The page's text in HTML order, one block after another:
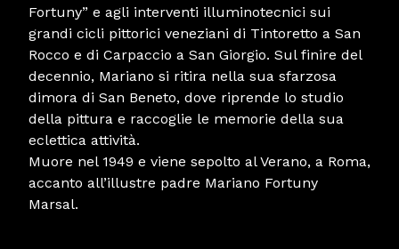
Fortuny” e agli interventi illuminotecnici sui
grandi cicli pittorici veneziani di Tintoretto a San
Rocco e di Carpaccio a San Giorgio. Sul finire del
decennio, Mariano si ritira nella sua sfarzosa
dimora di San Beneto, dove riprende lo studio
della pittura e raccoglie le memorie della sua
eclettica attività.
Muore nel 1949 e viene sepolto al Verano, a Roma,
accanto all’illustre padre Mariano Fortuny
Marsal.